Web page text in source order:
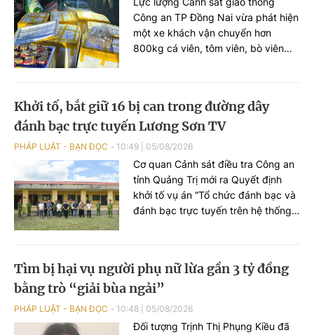
Công an TP Đồng Nai vừa phát hiện
một xe khách vận chuyển hơn
800kg cá viên, tôm viên, bò viên
chung với nhiều loại hàng hóa khác
trong khoang hành lý, không bảo
đảm điều kiện an toàn thực phẩm.
Khởi tố, bắt giữ 16 bị can trong đường dây
đánh bạc trực tuyến Lương Sơn TV
PHÁP LUẬT - BẠN ĐỌC 10:49 05/08/2026
Cơ quan Cảnh sát điều tra Công an
tỉnh Quảng Trị mới ra Quyết định
khởi tố vụ án “Tổ chức đánh bạc và
đánh bạc trực tuyến trên hệ thống
bị can về các tội Tổ chức đánh bạc
và Đánh bạc theo quy định của Bộ
luật Hình sự.
​Tìm bị hại vụ người phụ nữ lừa gần 3 tỷ đồng
bằng trò “giải bùa ngải”
PHÁP LUẬT - BẠN ĐỌC 10:48 05/08/2026
Đối tượng Trịnh Thị Phụng Kiều đã